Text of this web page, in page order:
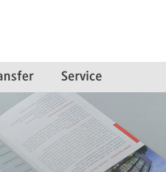
Service